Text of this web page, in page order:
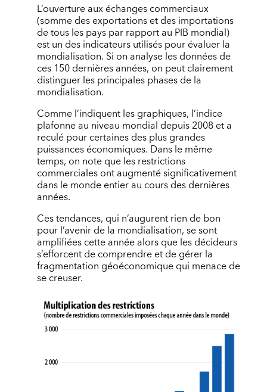
L’ouverture aux échanges commerciaux
(somme des exportations et des importations
de tous les pays par rapport au PIB mondial)
est un des indicateurs utilisés pour évaluer la
mondialisation. Si on analyse les données de
ces 150 dernières années, on peut clairement
distinguer les principales phases de la
mondialisation.
Comme l’indiquent les graphiques, l’indice
plafonne au niveau mondial depuis 2008 et a
reculé pour certaines des plus grandes
puissances économiques. Dans le même
temps, on note que les restrictions
commerciales ont augmenté significativement
dans le monde entier au cours des dernières
années.
Ces tendances, qui n’augurent rien de bon
pour l’avenir de la mondialisation, se sont
amplifiées cette année alors que les décideurs
s’efforcent de comprendre et de gérer la
fragmentation géoéconomique qui menace de
se creuser.